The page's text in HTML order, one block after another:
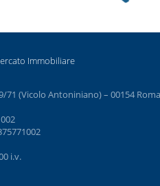
Immobiliare
71 (Vicolo Antoniniano) – 00154 Roma
i.v.